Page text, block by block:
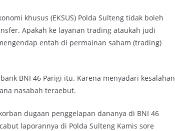
khusus (EKSUS) Polda Sulteng tidak boleh
Apakah ke layanan trading ataukah judi
entah di permainan saham (trading)
BNI 46 Parigi itu. Karena menyadari kesalahan
nasabah teraebut.
dugaan penggelapan dananya di BNI 46
laporannya di Polda Sulteng Kamis sore